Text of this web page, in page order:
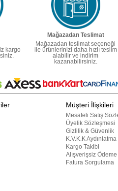
kargo
Mağazadan Teslimat
Mağazadan teslimat seçeneği
ile ürünlerinizi daha hızlı teslim
alabilir ve indirim
kazanabilirsiniz.
Müşteri İlişkileri
Mesafeli Satış
Üyelik Sözleşmesi
Gizlilik & Güvenlik
K.V.K.K Aydınlatma
Kargo Takibi
Alışverişsiz Ödeme
Fatura Sorgulama